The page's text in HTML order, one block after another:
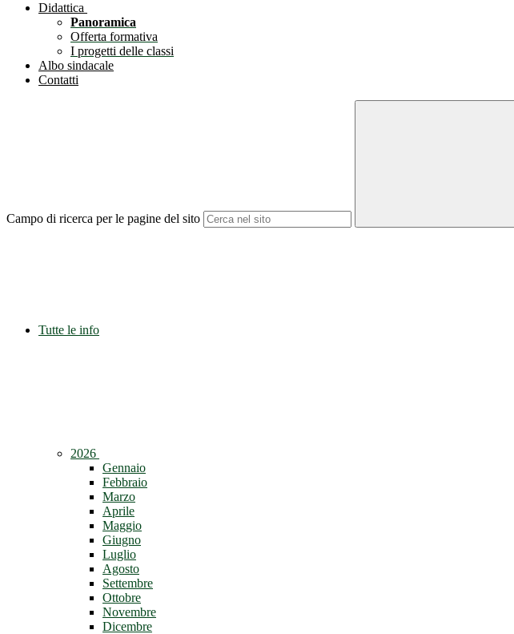
Didattica
Panoramica
Offerta formativa
I progetti delle classi
Albo sindacale
Contatti
Campo di ricerca per le pagine del sito
Tutte le info
2026
Gennaio
Febbraio
Marzo
Aprile
Maggio
Giugno
Luglio
Agosto
Settembre
Ottobre
Novembre
Dicembre